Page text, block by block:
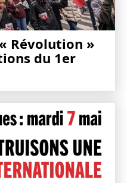
Révolution »
du 1er